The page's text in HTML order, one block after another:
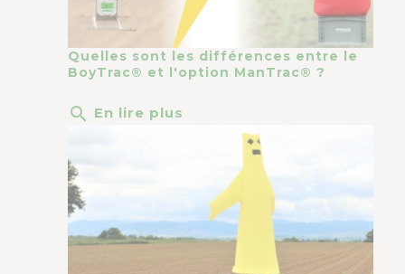
Quelles sont les différences entre le
BoyTrac® et l'option ManTrac® ?
search En lire plus